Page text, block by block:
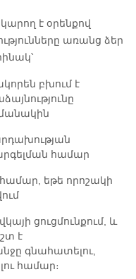
է օրենքով
առանց ձեր
բխում է
համար
եթե որոշակի
ցուցմունքում, և
է
գնահատելու,
համար։